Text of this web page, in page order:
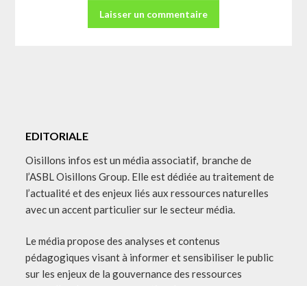
EDITORIALE
Oisillons infos est un média associatif, branche de
l’ASBL Oisillons Group. Elle est dédiée au traitement de
l’actualité et des enjeux liés aux ressources naturelles
avec un accent particulier sur le secteur média.
Le média propose des analyses et contenus
pédagogiques visant à informer et sensibiliser le public
sur les enjeux de la gouvernance des ressources